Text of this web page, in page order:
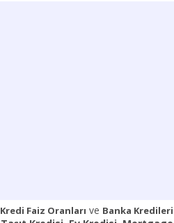
Kredi Faiz Oranları ve Banka Kredileri